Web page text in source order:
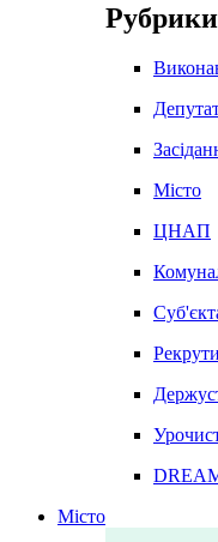
Місто
ЦНАП
Місто